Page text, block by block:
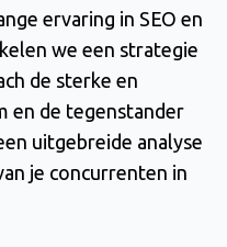
ervaring in SEO en
we een strategie
de sterke en
en de tegenstander
uitgebreide analyse
je concurrenten in